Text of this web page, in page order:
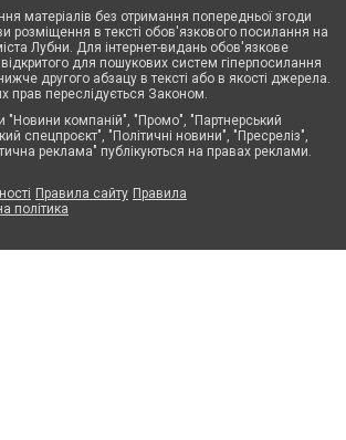
матеріалів без отримання попередньої згоди
розміщення в тексті обов'язкового посилання на
Лубни. Для інтернет-видань обов'язкове
для пошукових систем гіперпосилання
другого абзацу в тексті або в якості джерела.
прав переслідується Законом.
"Новини компаній", "Промо", "Партнерський
спецпроєкт", "Політичні новини", "Пресреліз",
реклама" публікуються на правах реклами.
Правила сайту Правила
політика